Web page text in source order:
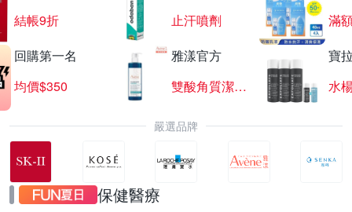
結帳9折
止汗噴劑
滿
回購第一名
均價$350
雅漾官方
雙酸角質潔膚露
寶
水
嚴選品牌
保健醫療